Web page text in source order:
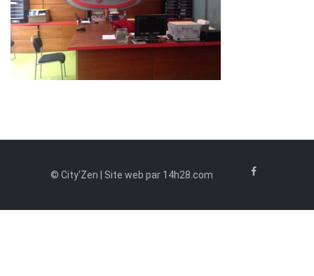
© City'Zen | Site web par 14h28.com